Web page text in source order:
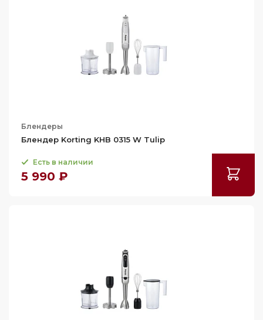
Блендеры
Блендер Korting KHB 0315 W Tulip
Есть в наличии
5 990 ₽